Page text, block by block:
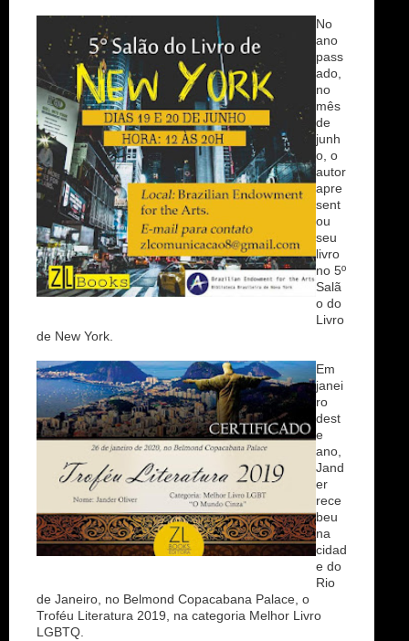
No
ano
pass
ado,
no
mês
de
junh
o, o
autor
apre
sent
ou
seu
livro
no 5º
Salã
o do
Livro
de New York.
Em
janei
ro
dest
e
ano,
Jand
er
rece
beu
na
cidad
e do
Rio
de Janeiro, no Belmond Copacabana Palace, o
Troféu Literatura 2019, na categoria Melhor Livro
LGBTQ.